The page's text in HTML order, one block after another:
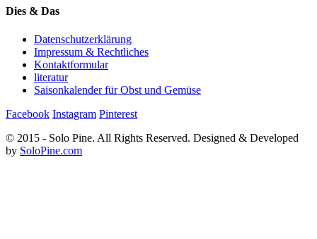
Dies & Das
Datenschutzerklärung
Impressum & Rechtliches
Kontaktformular
literatur
Saisonkalender für Obst und Gemüse
Facebook Instagram Pinterest
© 2015 - Solo Pine. All Rights Reserved. Designed & Developed
by SoloPine.com